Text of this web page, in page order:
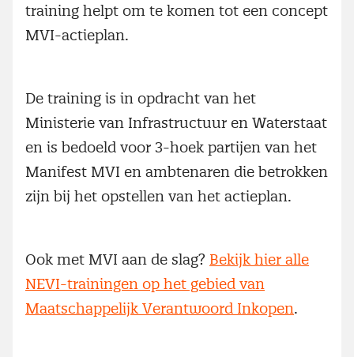
training helpt om te komen tot een concept
MVI-actieplan.
De training is in opdracht van het
Ministerie van Infrastructuur en Waterstaat
en is bedoeld voor 3-hoek partijen van het
Manifest MVI en ambtenaren die betrokken
zijn bij het opstellen van het actieplan.
Ook met MVI aan de slag? Bekijk hier alle
NEVI-trainingen op het gebied van
Maatschappelijk Verantwoord Inkopen.